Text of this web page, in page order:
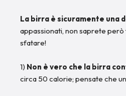
La birra è sicuramente una
appassionati, non saprete
sfatare!
1) Non è vero che la birra
circa 50 calorie; pensate che